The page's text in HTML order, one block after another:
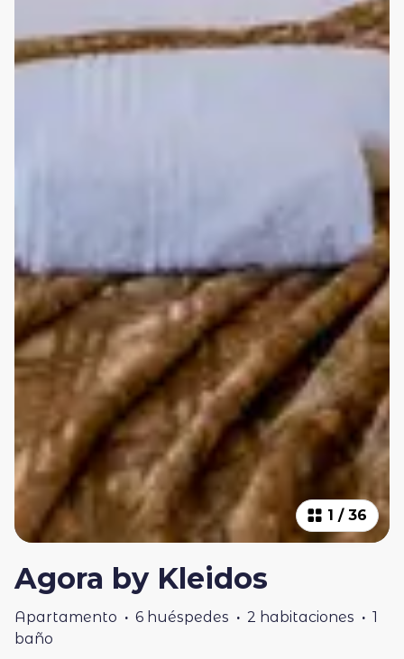
1 / 36
Agora by Kleidos
Apartamento · 6 huéspedes · 2 habitaciones · 1
baño